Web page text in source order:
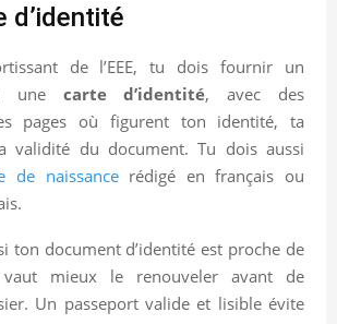
d’identité
de l’EEE, tu dois fournir un
une carte d’identité, avec des
pages où figurent ton identité, ta
validité du document. Tu dois aussi
de naissancerédigé en français ou
ton document d’identité est proche de
vaut mieux le renouveler avant de
Un passeport valide et lisible évite